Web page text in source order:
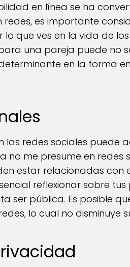
en línea se ha
es importante
lo que ves en la vida de
una pareja puede no
en la forma
redes sociales puede
no me presume en redes
estar relacionadas
reflexionar sobre
ser pública. Es posible
lo cual no disminuye